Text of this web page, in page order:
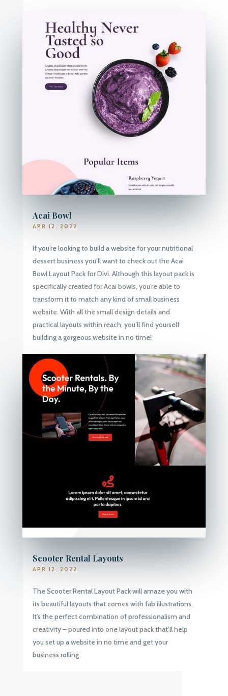
Acai Bowl
APR 12, 2022
If you’re looking to build a website for your nutritional
dessert business you’ll want to check out the Acai
Bowl Layout Pack for Divi. Although this layout pack is
specifically created for Acai bowls, you’re able to
transform it to match any kind of small business
website. With all the small design details and
practical layouts within reach, you’ll find yourself
building a gorgeous website in no time!
Scooter Rental Layouts
APR 12, 2022
The Scooter Rental Layout Pack will amaze you with
its beautiful layouts that comes with fab illustrations.
It’s the perfect combination of professionalism and
creativity – poured into one layout pack that’ll help
you set up a website in no time and get your
business rolling